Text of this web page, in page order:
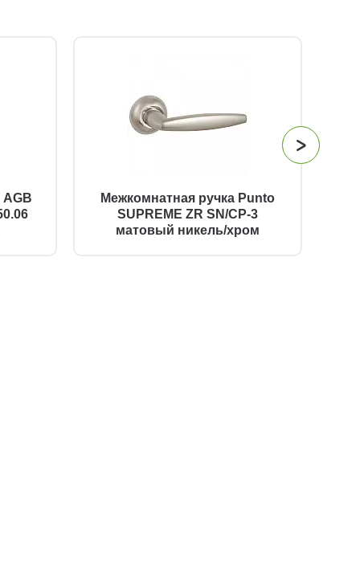
AGB
Межкомнатная ручка Punto
SUPREME ZR SN/CP-3
матовый никель/хром